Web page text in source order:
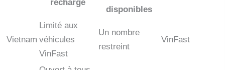
recharge
disponibles
Vietnam
Limité aux
véhicules
VinFast
Un nombre
restreint
VinFast